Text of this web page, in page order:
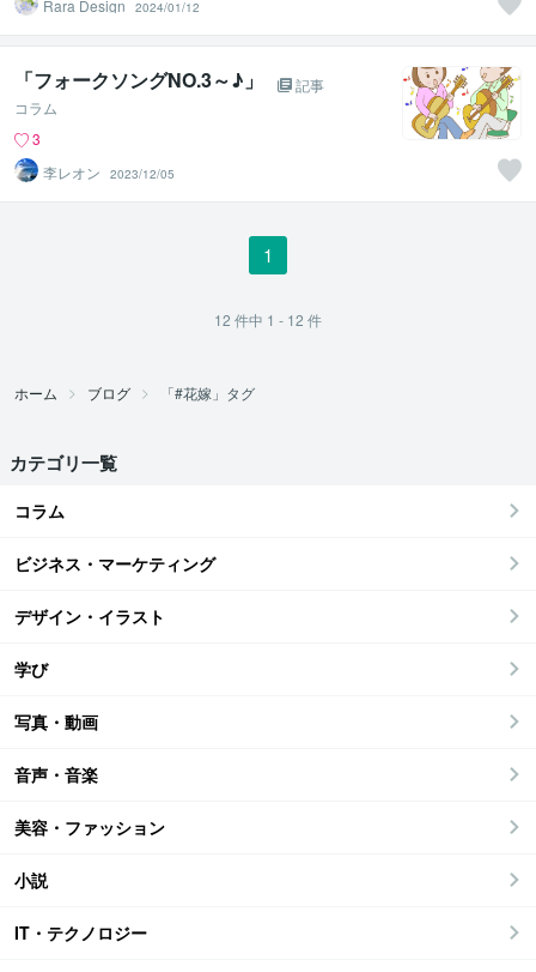
Rara Design 2024/01/12
「フォークソングNO.3～♪」
記事
コラム
3
李レオン
2023/12/05
1
12 件中 1 - 12 件
ホーム ブログ 「#花嫁」タグ
カテゴリ一覧
コラム
ビジネス・マーケティング
デザイン・イラスト
学び
写真・動画
音声・音楽
美容・ファッション
小説
IT・テクノロジー